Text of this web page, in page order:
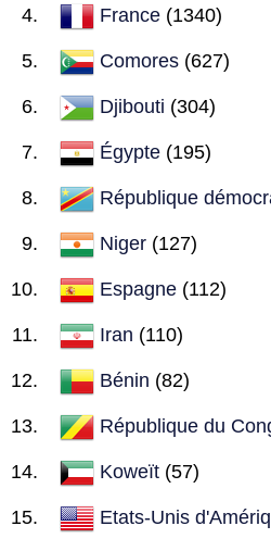
France (1340)
Comores (627)
Djibouti (304)
Égypte (195)
République
Niger (127)
Espagne (112)
Iran (110)
Bénin (82)
République du
Koweït (57)
Etats-Unis